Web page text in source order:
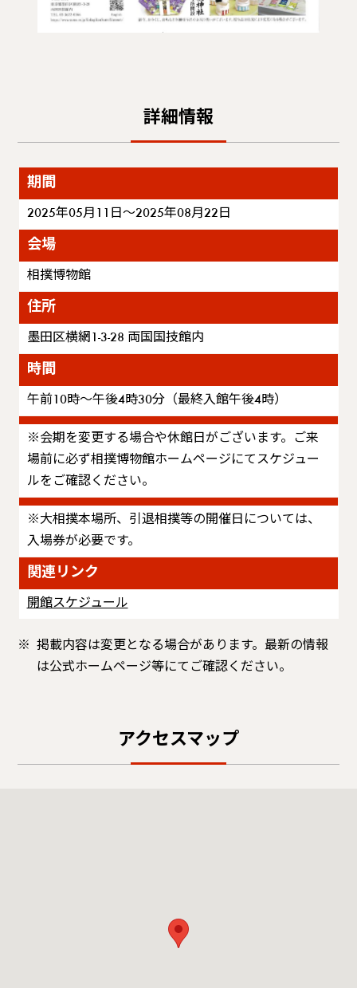
詳細情報
期間
2025年05月11日～2025年08月22日
会場
相撲博物館
住所
墨田区横網1-3-28 両国国技館内
時間
午前10時～午後4時30分（最終入館午後4時）
※会期を変更する場合や休館日がございます。ご来
場前に必ず相撲博物館ホームページにてスケジュー
ルをご確認ください。
※大相撲本場所、引退相撲等の開催日については、
入場券が必要です。
関連リンク
開館スケジュール
掲載内容は変更となる場合があります。最新の情報
は公式ホームページ等にてご確認ください。
アクセスマップ